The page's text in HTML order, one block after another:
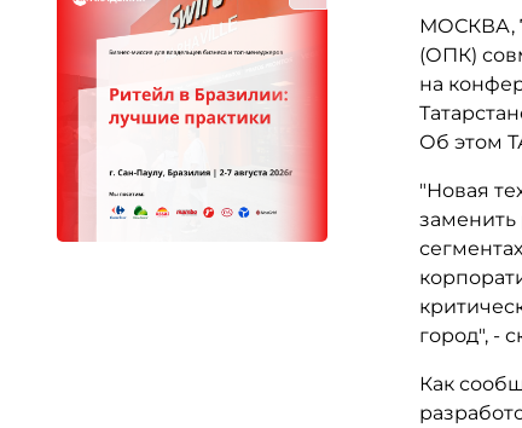
МОСКВА,
(ОПК)
на
Об этом
"Новая
город", -
Как